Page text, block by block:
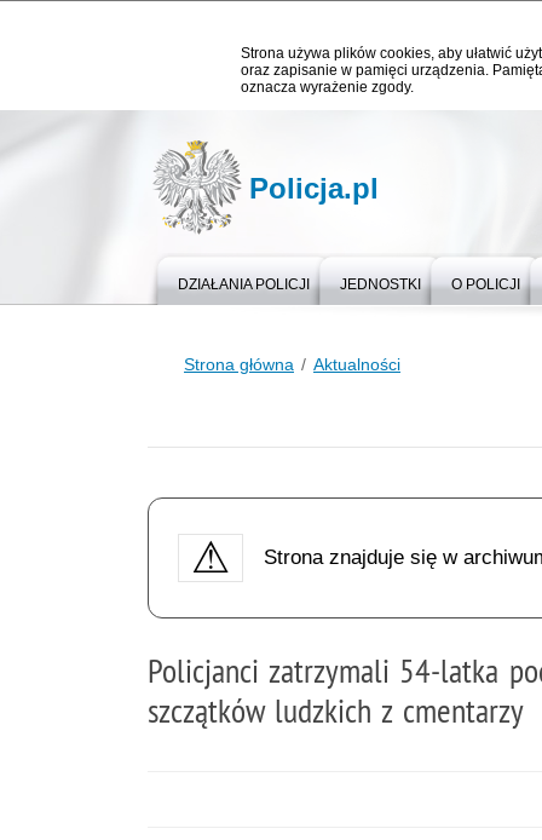
Strona używa plików cookies, aby ułatwić
oraz zapisanie w pamięci urządzenia.
oznacza wyrażenie zgody.
Policja.pl
DZIAŁANIA POLICJI JEDNOSTKI O POLICJI
Strona główna Aktualności
Strona znajduje się w
Policjanci zatrzymali 54-latka
szczątków ludzkich z cmentarzy